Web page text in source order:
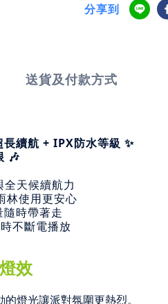
分享到
送貨及付款方式
續航 + IPX防水等級 ✨
🎶
天候續航力
林使用更安心
時帶著走
不斷電播放
效
燈光讓派對氛圍更熱烈。